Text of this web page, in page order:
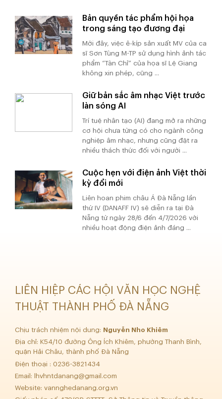
Bản quyền tác phẩm hội họa
trong sáng tạo đương đại
Mới đây, việc ê-kíp sản xuất MV của ca
sĩ Sơn Tùng M-TP sử dụng hình ảnh tác
phẩm “Tàn Chỉ” của họa sĩ Lệ Giang
không xin phép, cũng ...
Giữ bản sắc âm nhạc Việt trước
làn sóng AI
Trí tuệ nhân tạo (AI) đang mở ra những
cơ hội chưa từng có cho ngành công
nghiệp âm nhạc, nhưng cũng đặt ra
nhiều thách thức đối với người ...
Cuộc hẹn với điện ảnh Việt thời
kỳ đổi mới
Liên hoan phim châu Á Đà Nẵng lần
thứ IV (DANAFF IV) sẽ diễn ra tại Đà
Nẵng từ ngày 28/6 đến 4/7/2026 với
nhiều hoạt động điện ảnh đáng ...
LIÊN HIỆP CÁC HỘI VĂN HỌC NGHỆ
THUẬT THÀNH PHỐ ĐÀ NẴNG
Chịu trách nhiệm nội dung:
Nguyễn Nho Khiêm
Địa chỉ: K54/10 đường Ông Ích Khiêm, phường Thanh Bình,
quận Hải Châu, thành phố Đà Nẵng
Điện thoại : 0236-3821434
Email:
lhvhntdanang@gmail.com
Website: vannghedanang.org.vn